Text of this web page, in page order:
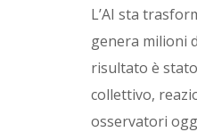
L’AI sta
genera milioni
risultato è
collettivo,
osservatori